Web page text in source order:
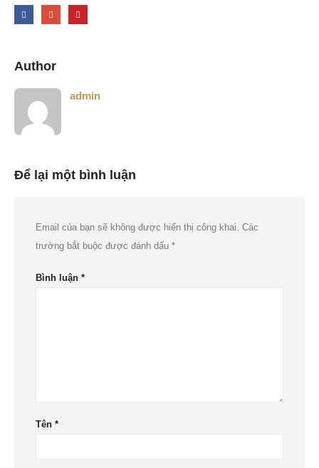
Author
admin
Để lại một bình luận
Email của bạn sẽ không được hiển thị công khai. Các
trường bắt buộc được đánh dấu *
Bình luận *
Tên *